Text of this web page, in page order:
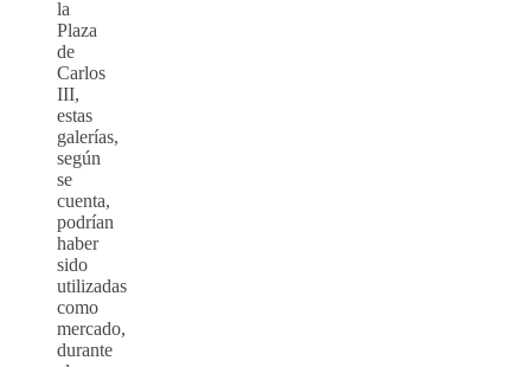
la
Plaza
de
Carlos
III,
estas
galerías,
según
se
cuenta,
podrían
haber
sido
utilizadas
como
mercado,
durante